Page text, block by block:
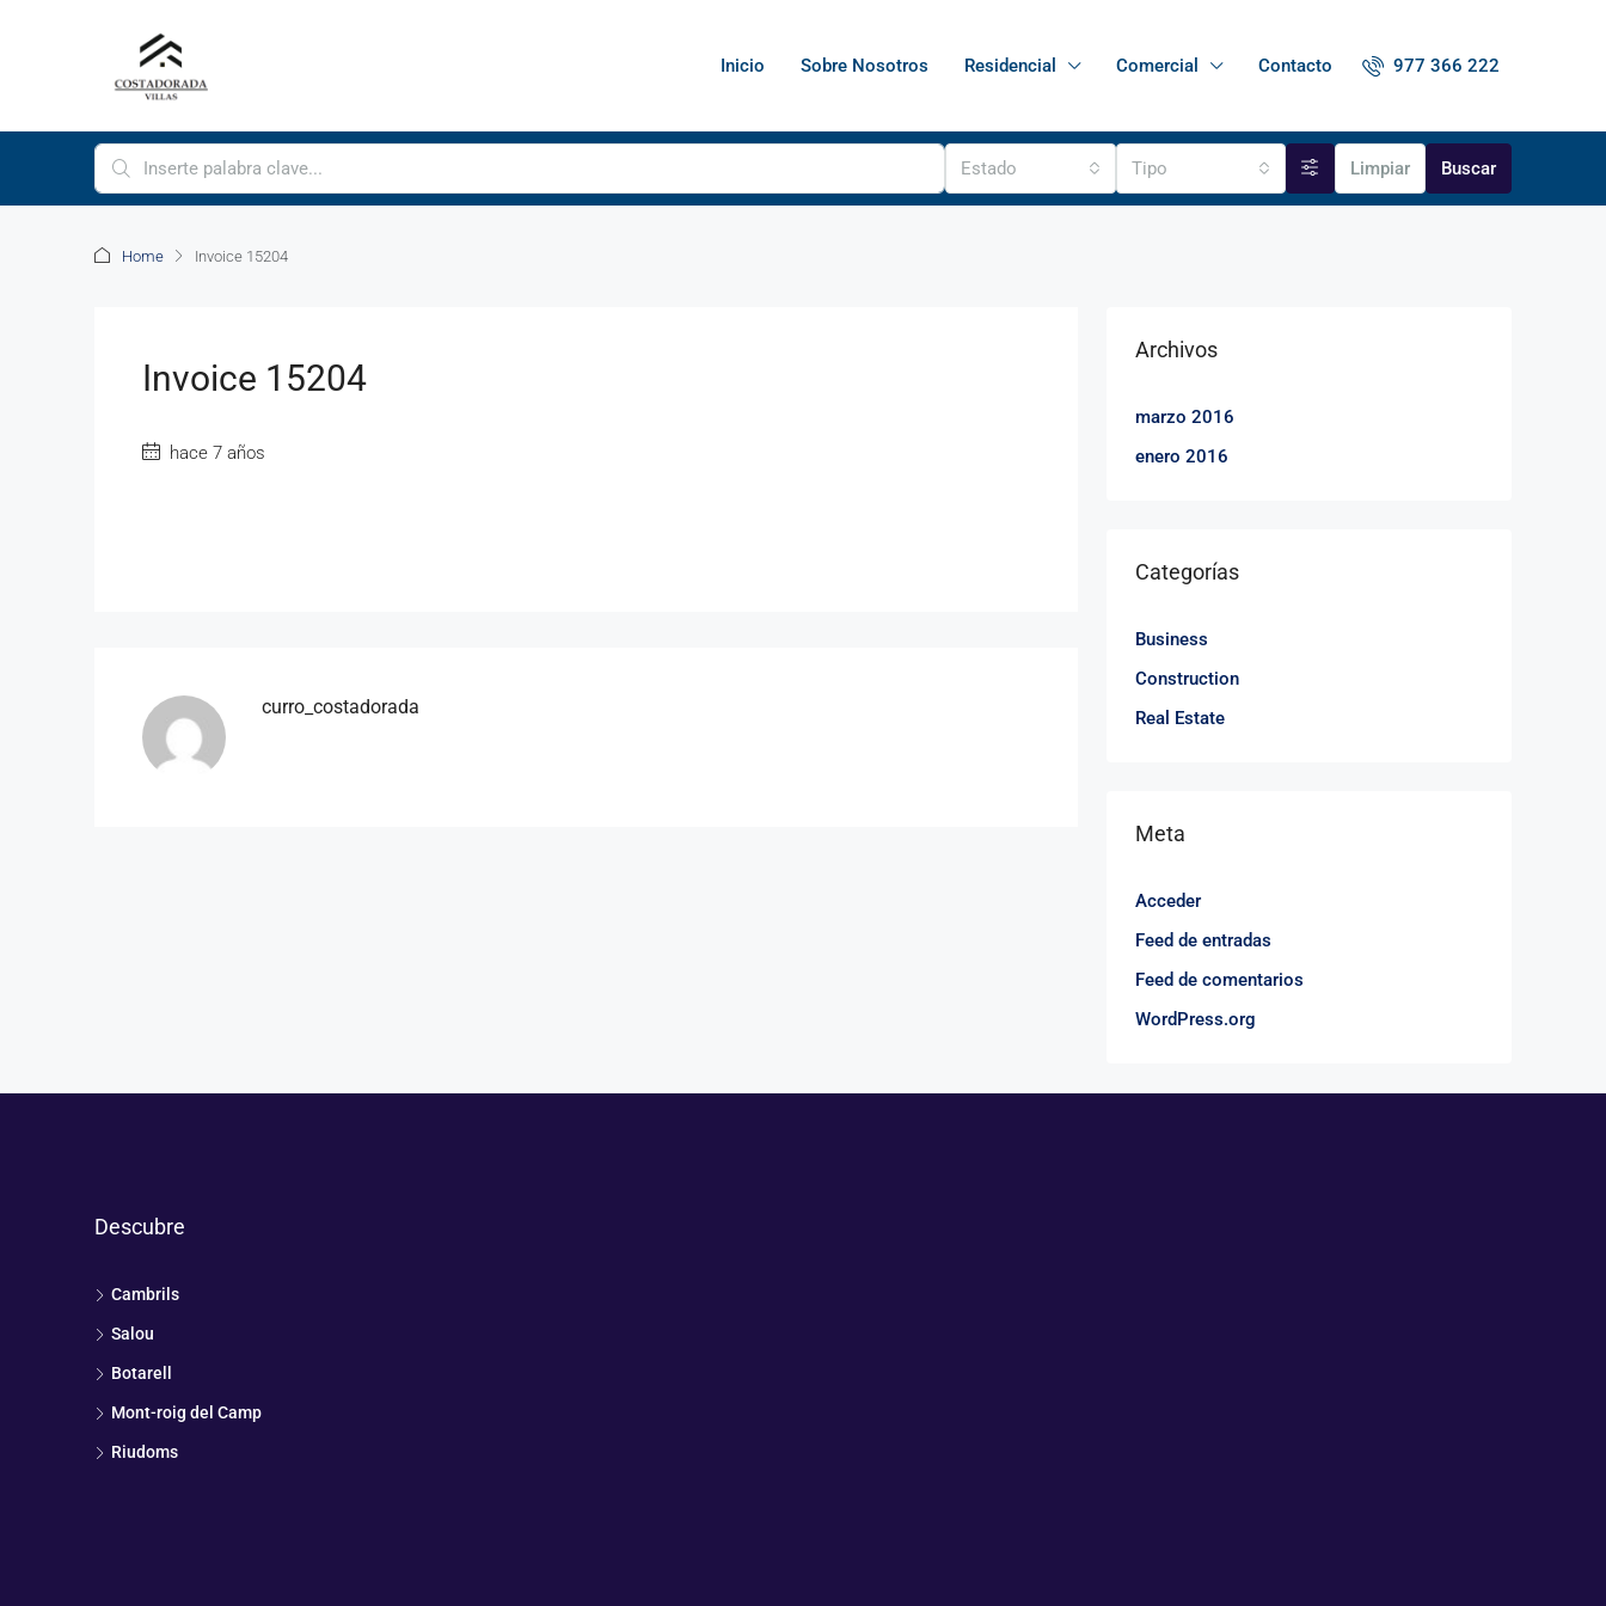
Inicio Sobre Nosotros Residencial Comercial Contacto 977 366 222
Estado Tipo Limpiar Buscar
Home Invoice 15204
Invoice 15204
hace 7 años
curro_costadorada
Archivos
marzo 2016
enero 2016
Categorías
Business
Construction
Real Estate
Meta
Acceder
Feed de entradas
Feed de comentarios
WordPress.org
Descubre
Cambrils
Salou
Botarell
Mont-roig del Camp
Riudoms